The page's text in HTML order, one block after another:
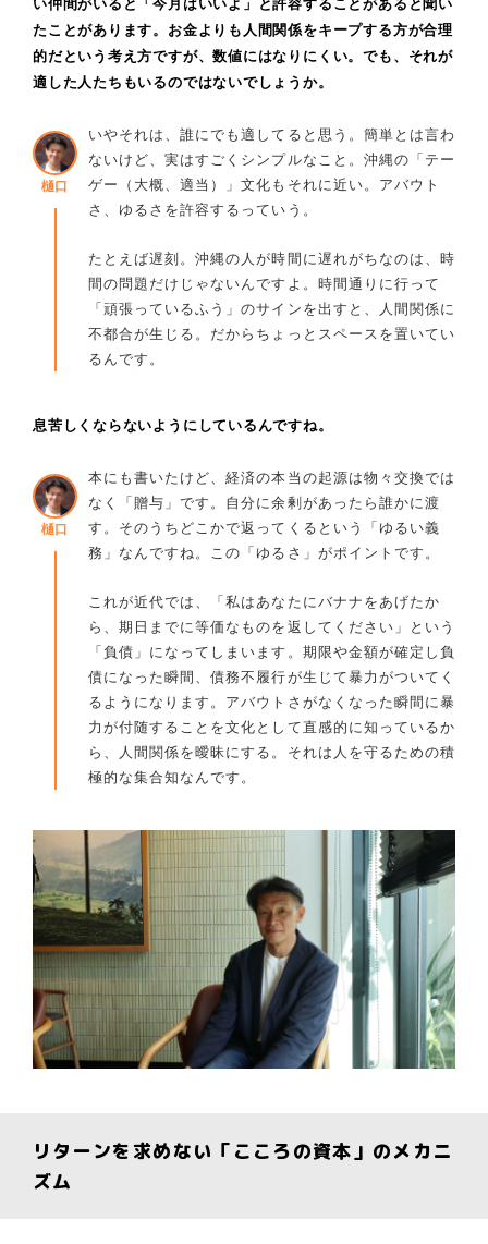
い仲間がいると「今月はいいよ」と許容することがあると聞い
たことがあります。お金よりも人間関係をキープする方が合理
的だという考え方ですが、数値にはなりにくい。でも、それが
適した人たちもいるのではないでしょうか。
樋口
いやそれは、誰にでも適してると思う。簡単とは言わ
ないけど、実はすごくシンプルなこと。沖縄の「テー
ゲー（大概、適当）」文化もそれに近い。アバウト
さ、ゆるさを許容するっていう。
たとえば遅刻。沖縄の人が時間に遅れがちなのは、時
間の問題だけじゃないんですよ。時間通りに行って
「頑張っているふう」のサインを出すと、人間関係に
不都合が生じる。だからちょっとスペースを置いてい
るんです。
息苦しくならないようにしているんですね。
樋口
本にも書いたけど、経済の本当の起源は物々交換では
なく「贈与」です。自分に余剰があったら誰かに渡
す。そのうちどこかで返ってくるという「ゆるい義
務」なんですね。この「ゆるさ」がポイントです。
これが近代では、「私はあなたにバナナをあげたか
ら、期日までに等価なものを返してください」という
「負債」になってしまいます。期限や金額が確定し負
債になった瞬間、債務不履行が生じて暴力がついてく
るようになります。アバウトさがなくなった瞬間に暴
力が付随することを文化として直感的に知っているか
ら、人間関係を曖昧にする。それは人を守るための積
極的な集合知なんです。
リターンを求めない「こころの資本」のメカニ
ズム